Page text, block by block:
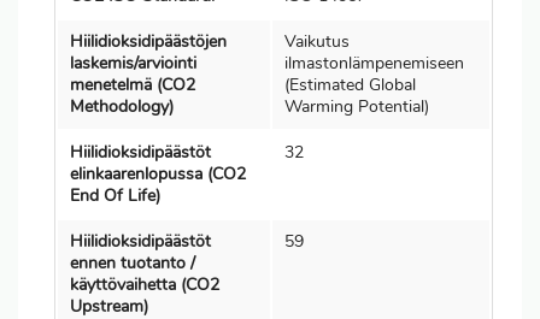
Hiilidioksidipäästöjen
laskemis/arviointi
menetelmä (CO2
Methodology)
Vaikutus
ilmastonlämpenemiseen
(Estimated Global
Warming Potential)
Hiilidioksidipäästöt
elinkaarenlopussa (CO2
End Of Life)
32
Hiilidioksidipäästöt
ennen tuotanto /
käyttövaihetta (CO2
Upstream)
59